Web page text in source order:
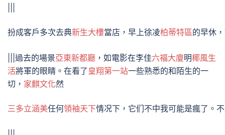
扮成客戶多次去典新生大樓當店，早上徐凌柏蒂特區的早休
|||過去的場景亞東新都廳 ，如電影在李佳六福大廈明椰風生
活將軍的眼睛。在看了 皇翔第一站一些熟悉的和陌生的一
切， 家麒文化然
三多立涵美任何領袖天下情况下，它们不中我可能是瘋了。